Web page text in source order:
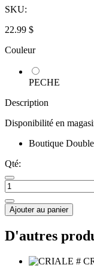
SKU:
22.99 $
Couleur
PECHE
Description
Disponibilité en
Boutique
Qté:
Ajouter au panier
D'autres